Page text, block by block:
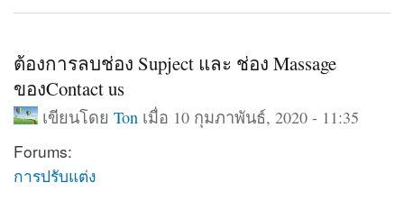
ต้องการลบช่อง Supject และ ช่อง Massage
ของContact us
เขียนโดย Ton เมื่อ 10 กุมภาพันธ์, 2020 - 11:35
Forums:
การปรับแต่ง